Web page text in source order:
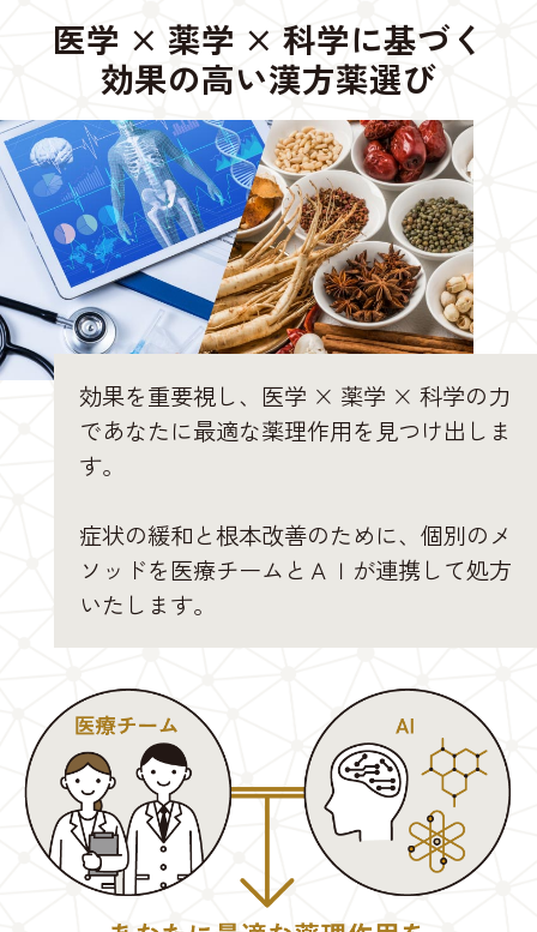
医学 × 薬学 × 科学に基づく
効果の高い漢方薬選び
効果を重要視し、医学 × 薬学 × 科学の力
であなたに最適な薬理作用を見つけ出しま
す。
症状の緩和と根本改善のために、個別のメ
ソッドを医療チームとＡＩが連携して処方
いたします。